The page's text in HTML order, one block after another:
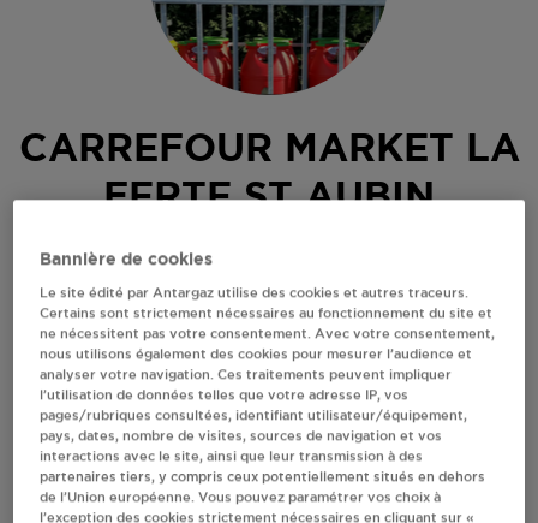
CARREFOUR MARKET LA
FERTE ST AUBIN
RUE DES PRES FLEURIS
Revendeur de bouteilles de gaz
S'Y RENDRE
AFFICHER LE TÉLÉPHONE
RECEVOIR LES COORDONNÉES DU REVENDEUR
Bannière de cookies
Le site édité par Antargaz utilise des cookies et autres traceurs.
Certains sont strictement nécessaires au fonctionnement du site et
ne nécessitent pas votre consentement. Avec votre consentement,
nous utilisons également des cookies pour mesurer l’audience et
analyser votre navigation. Ces traitements peuvent impliquer
l’utilisation de données telles que votre adresse IP, vos
pages/rubriques consultées, identifiant utilisateur/équipement,
pays, dates, nombre de visites, sources de navigation et vos
interactions avec le site, ainsi que leur transmission à des
partenaires tiers, y compris ceux potentiellement situés en dehors
de l’Union européenne. Vous pouvez paramétrer vos choix à
l’exception des cookies strictement nécessaires en cliquant sur «